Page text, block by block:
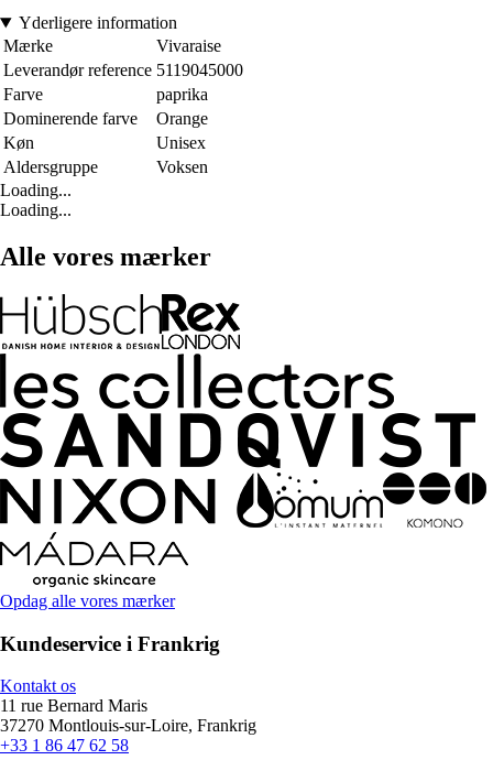
Yderligere information
Mærke
Vivaraise
Leverandør reference 5119045000
Farve
paprika
Dominerende farve
Orange
Køn
Unisex
Aldersgruppe
Voksen
Loading...
Loading...
Alle vores mærker
Opdag alle vores mærker
Kundeservice i Frankrig
Kontakt os
11 rue Bernard Maris
37270 Montlouis-sur-Loire, Frankrig
+33 1 86 47 62 58